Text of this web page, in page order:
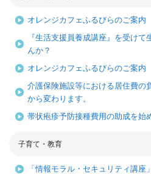
オレンジカフェふるびらのご案内
『生活支援員養成講座』を受け
んか？
オレンジカフェふるびらのご案内
介護保険施設等における居住費の
から変わります。
帯状疱疹予防接種費用の助成を始
子育て・教育
「情報モラル・セキュリティ講座